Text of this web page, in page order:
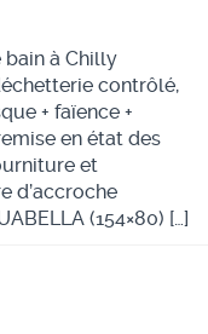
bain à Chilly
contrôlé,
+ faïence +
en état des
et
d’accroche
(154×80) […]